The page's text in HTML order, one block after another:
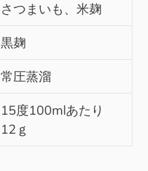
さつまいも、米麹
黒麹
常圧蒸溜
15度100mlあたり
12ｇ